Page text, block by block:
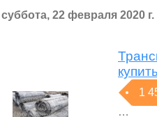
суббота, 22 февраля 2020 г.
1
…